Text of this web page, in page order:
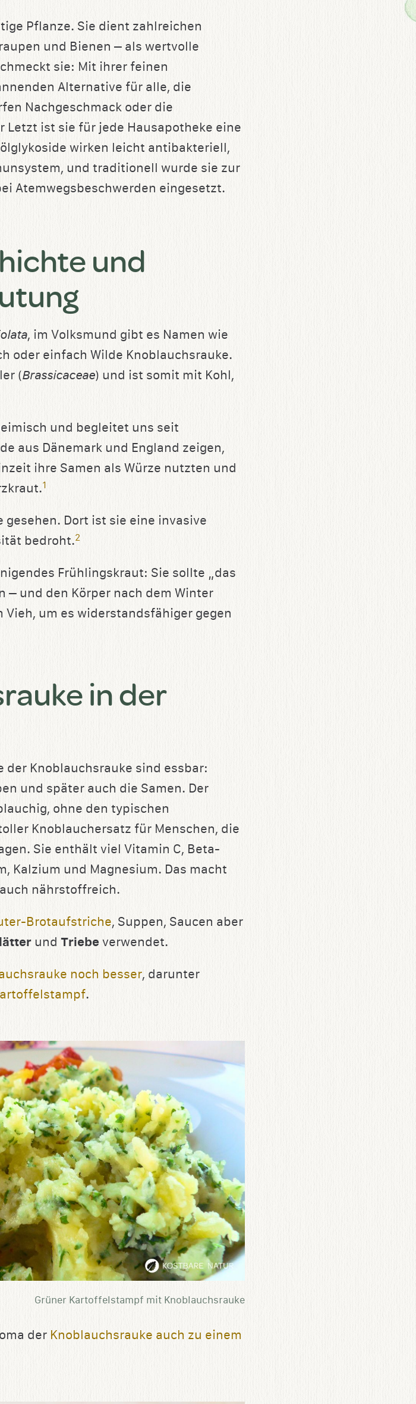
Pflanze. Sie dient zahlreichen
und Bienen – als wertvolle
sie: Mit ihrer feinen
Alternative für alle, die
Nachgeschmack oder die
ist sie für jede Hausapotheke eine
wirken leicht antibakteriell,
und traditionell wurde sie zur
Atemwegsbeschwerden eingesetzt.
und
, im Volksmund gibt es Namen wie
oder einfach Wilde Knoblauchsrauke.
(Brassicaceae) und ist somit mit Kohl,
und begleitet uns seit
aus Dänemark und England zeigen,
ihre Samen als Würze nutzten und
1
Dort ist sie eine invasive
bedroht.2
Frühlingskraut: Sie sollte „das
– und den Körper nach dem Winter
um es widerstandsfähiger gegen
in der
Knoblauchsrauke sind essbar:
und später auch die Samen. Der
ohne den typischen
Knoblauchersatz für Menschen, die
Sie enthält viel Vitamin C, Beta-
Kalzium und Magnesium. Das macht
nährstoffreich.
Brotaufstriche, Suppen, Saucen aber
und Triebe verwendet.
noch besser, darunter
.
Grüner Kartoffelstampf mit Knoblauchsrauke
der Knoblauchsrauke auch zu einem